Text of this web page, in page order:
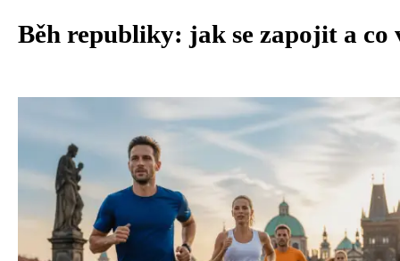
Běh republiky: jak se zapojit a co